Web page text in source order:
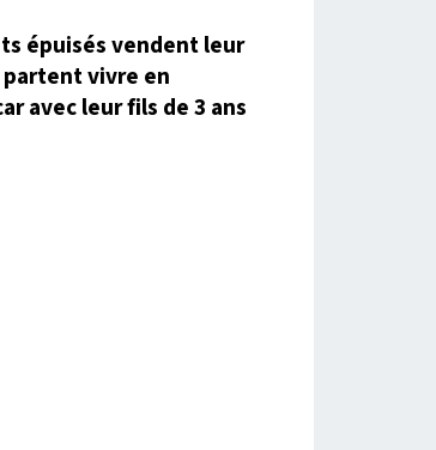
épuisés vendent leur
vivre en
avec leur fils de 3 ans